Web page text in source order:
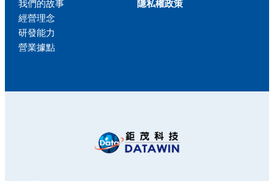
我們的故事
經營理念
研發能力
營業據點
隱私權政策